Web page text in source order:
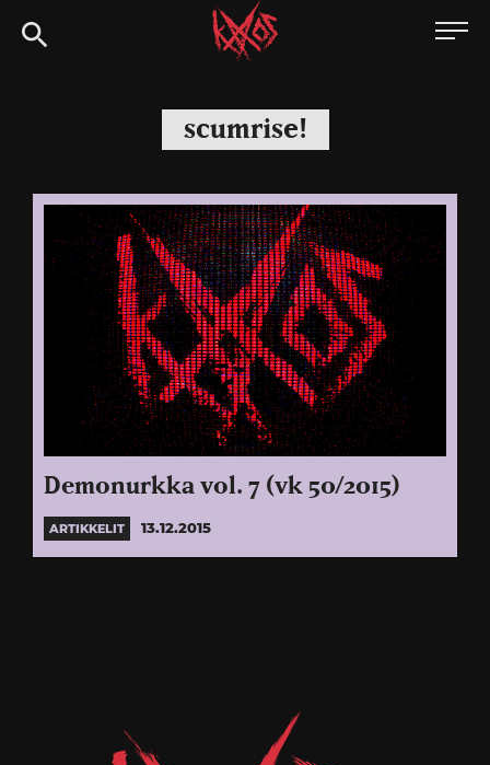
Siirry
suoraan
Kaaoszine
scumrise!
Demonurkka vol. 7 (vk 50/2015)
ARTIKKELIT 13.12.2015